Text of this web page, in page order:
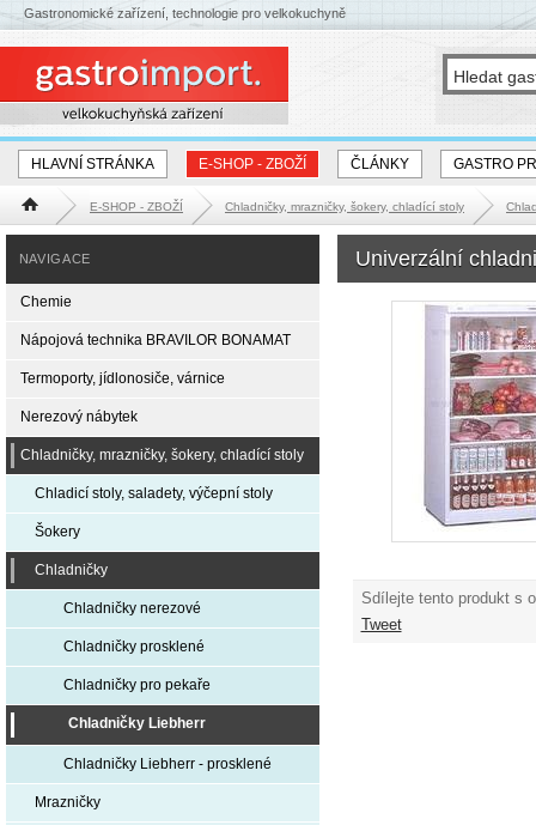
HLAVNÍ STRÁNKA E-SHOP - ZBOŽÍ ČLÁNKY GASTRO
Hlavní stránka E-SHOP - ZBOŽÍ Chladničky, mrazničky, šokery, chladící stoly
Univerzální
Sdílejte tento produkt s
Tweet
NAVIGACE
Chemie
Nápojová technika BRAVILOR BONAMAT
Termoporty, jídlonosiče, várnice
Nerezový nábytek
Chladničky, mrazničky, šokery, chladící stoly
Chladicí stoly, saladety, výčepní stoly
Šokery
Chladničky
Chladničky nerezové
Chladničky prosklené
Chladničky pro pekaře
Chladničky Liebherr
Chladničky Liebherr - prosklené
Mrazničky
Gastronomické zařízení, technologie pro velkokuchyně